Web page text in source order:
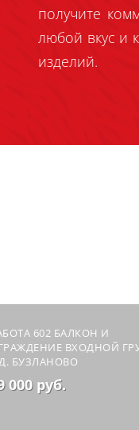
получите
любой вкус и
изделий.
602 БАЛКОН И
ВХОДНОЙ
БУЗЛАНОВО
000 руб.